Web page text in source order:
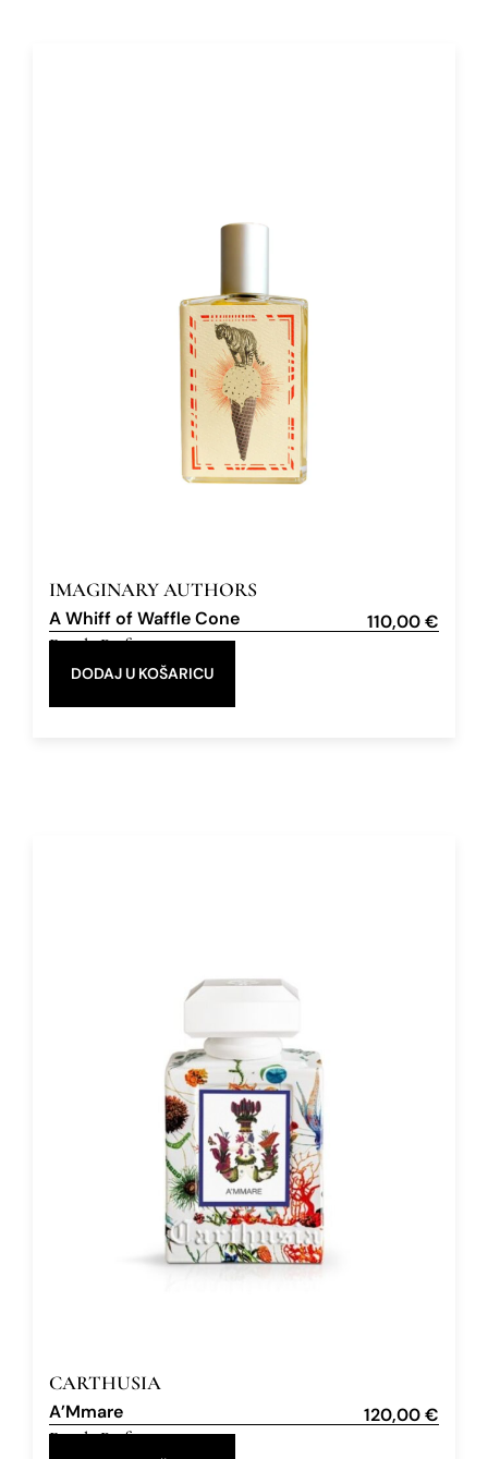
IMAGINARY AUTHORS
A Whiff of Waffle Cone 110,00€
Eau de Parfum
DODAJ U KOŠARICU
CARTHUSIA
A’Mmare 120,00€
Eau de Parfum